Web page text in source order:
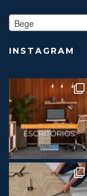
Bege
INSTAGRAM